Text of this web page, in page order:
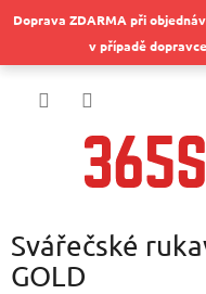
naDoprava ZDARMA při
v případě
Svářečské
GOLD